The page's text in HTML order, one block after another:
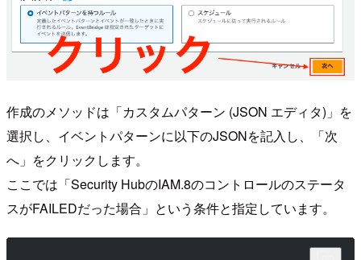
作成のメソッドは「カスタムパターン (JSON エディタ)」を
選択し、イベントパターンに以下のJSONを記入し、「次
へ」をクリックします。
ここでは「Security HubのIAM.8のコントロールのステータ
スがFAILEDだった場合」という条件と指定しています。